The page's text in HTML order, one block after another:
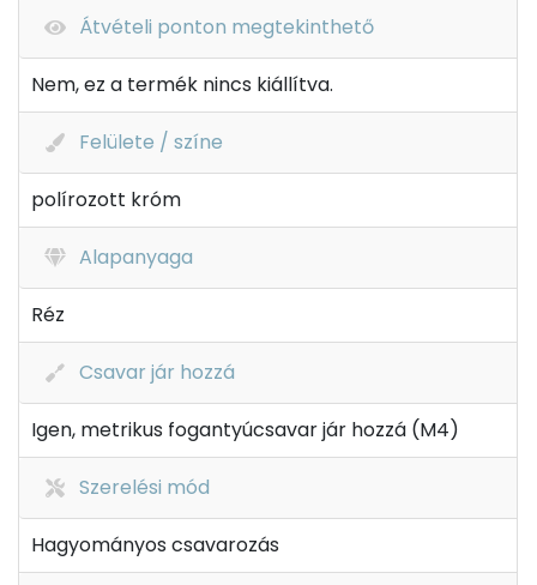
Átvételi ponton megtekinthető
Nem, ez a termék nincs kiállítva.
Felülete / színe
polírozott króm
Alapanyaga
Réz
Csavar jár hozzá
Igen, metrikus fogantyúcsavar jár hozzá (M4)
Szerelési mód
Hagyományos csavarozás